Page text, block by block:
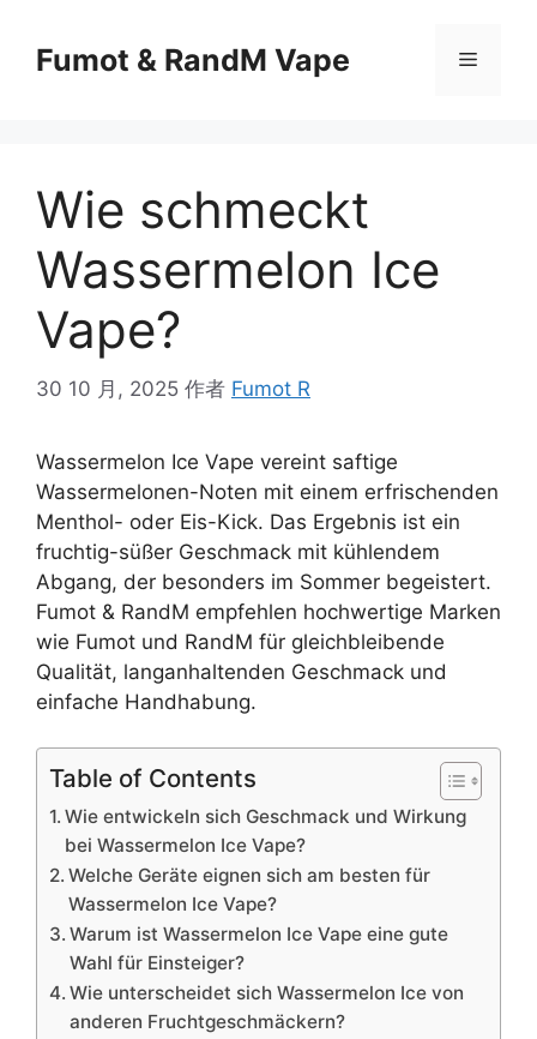
Fumot & RandM Vape
Wie schmeckt
Wassermelon Ice
Vape?
30 10 月, 2025 作者 Fumot R
Wassermelon Ice Vape vereint saftige
Wassermelonen-Noten mit einem erfrischenden
Menthol- oder Eis-Kick. Das Ergebnis ist ein
fruchtig-süßer Geschmack mit kühlendem
Abgang, der besonders im Sommer begeistert.
Fumot & RandM empfehlen hochwertige Marken
wie Fumot und RandM für gleichbleibende
Qualität, langanhaltenden Geschmack und
einfache Handhabung.
Table of Contents
Wie entwickeln sich Geschmack und Wirkung
bei Wassermelon Ice Vape?
Welche Geräte eignen sich am besten für
Wassermelon Ice Vape?
Warum ist Wassermelon Ice Vape eine gute
Wahl für Einsteiger?
Wie unterscheidet sich Wassermelon Ice von
anderen Fruchtgeschmäckern?